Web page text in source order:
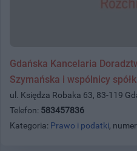
Gdańska Kancelaria
Szymańska i wspólnicy
ul. Księdza Robaka 63, 83-119
Telefon: 583457836
Kategoria: Prawo i podatki,